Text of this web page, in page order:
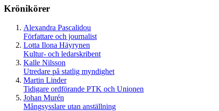
Krönikörer
Alexandra Pascalidou
Författare och journalist
Lotta Ilona Häyrynen
Kultur- och ledarskribent
Kalle Nilsson
Utredare på statlig myndighet
Martin Linder
Tidigare ordförande PTK och Unionen
Johan Murén
Mångsysslare utan anställning